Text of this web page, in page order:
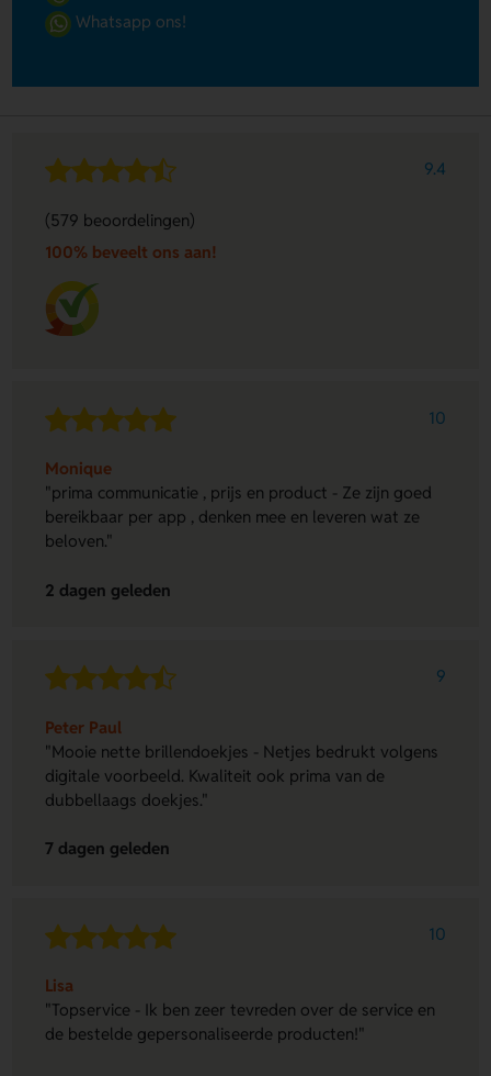
Whatsapp ons!
9.4
(579 beoordelingen)
100% beveelt ons aan!
10
Monique
"prima communicatie , prijs en product - Ze zijn goed
bereikbaar per app , denken mee en leveren wat ze
beloven."
2 dagen geleden
9
Peter Paul
"Mooie nette brillendoekjes - Netjes bedrukt volgens
digitale voorbeeld. Kwaliteit ook prima van de
dubbellaags doekjes."
7 dagen geleden
10
Lisa
"Topservice - Ik ben zeer tevreden over de service en
de bestelde gepersonaliseerde producten!"